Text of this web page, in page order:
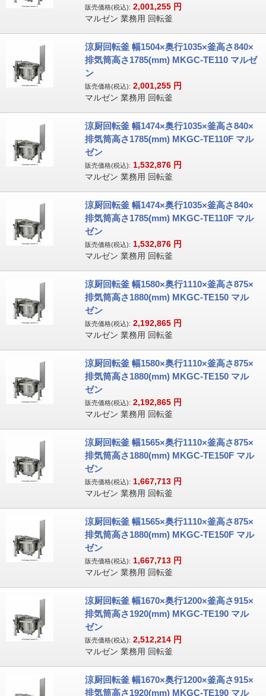
販売価格(税込): 2,001,255 円
マルゼン 業務用 回転釜
涼厨回転釜 幅1504×奥行1035×釜高さ840×
排気筒高さ1785(mm) MKGC-TE110 マルゼ
ン
販売価格(税込): 2,001,255 円
マルゼン 業務用 回転釜
涼厨回転釜 幅1474×奥行1035×釜高さ840×
排気筒高さ1785(mm) MKGC-TE110F マル
ゼン
販売価格(税込): 1,532,876 円
マルゼン 業務用 回転釜
涼厨回転釜 幅1474×奥行1035×釜高さ840×
排気筒高さ1785(mm) MKGC-TE110F マル
ゼン
販売価格(税込): 1,532,876 円
マルゼン 業務用 回転釜
涼厨回転釜 幅1580×奥行1110×釜高さ875×
排気筒高さ1880(mm) MKGC-TE150 マル
ゼン
販売価格(税込): 2,192,865 円
マルゼン 業務用 回転釜
涼厨回転釜 幅1580×奥行1110×釜高さ875×
排気筒高さ1880(mm) MKGC-TE150 マル
ゼン
販売価格(税込): 2,192,865 円
マルゼン 業務用 回転釜
涼厨回転釜 幅1565×奥行1110×釜高さ875×
排気筒高さ1880(mm) MKGC-TE150F マル
ゼン
販売価格(税込): 1,667,713 円
マルゼン 業務用 回転釜
涼厨回転釜 幅1565×奥行1110×釜高さ875×
排気筒高さ1880(mm) MKGC-TE150F マル
ゼン
販売価格(税込): 1,667,713 円
マルゼン 業務用 回転釜
涼厨回転釜 幅1670×奥行1200×釜高さ915×
排気筒高さ1920(mm) MKGC-TE190 マル
ゼン
販売価格(税込): 2,512,214 円
マルゼン 業務用 回転釜
涼厨回転釜 幅1670×奥行1200×釜高さ915×
排気筒高さ1920(mm) MKGC-TE190 マル